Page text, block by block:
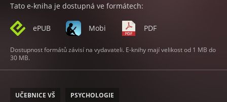
Tato e-kniha je dostupná ve formátech:
ePUB Mobi PDF
Dostupnost formátů závisí na vydavateli. E-knihy mají velikost od 1 MB do
30 MB.
UČEBNICE VŠ PSYCHOLOGIE